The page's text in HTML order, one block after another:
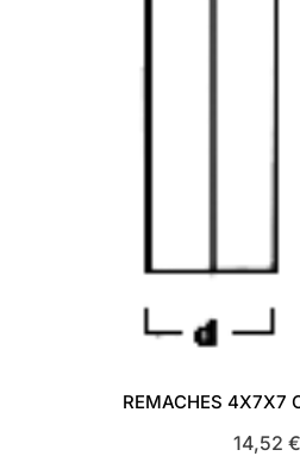
REMACHES 4X7X7
14,52 €